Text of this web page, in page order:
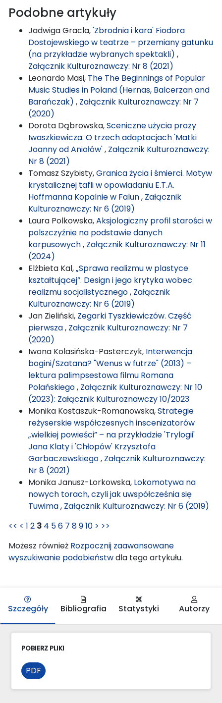
Podobne artykuły
Jadwiga Gracla,'Zbrodnia i kara' Fiodora
Dostojewskiego w teatrze – przemiany gatunku
(na przykładzie wybranych spektakli) ,
Załącznik Kulturoznawczy: Nr 8 (2021)
Leonardo Masi, The The Beginnings of Popular
Music Studies in Poland (Hernas, Balcerzan and
Barańczak) , Załącznik Kulturoznawczy: Nr 7
(2020)
Dorota Dąbrowska,Sceniczne użycia prozy
Iwaszkiewicza. O trzech adaptacjach 'Matki
Joanny od Aniołów', Załącznik Kulturoznawczy:
Nr 8 (2021)
Tomasz Szybisty,Granica życia i śmierci. Motyw
krystalicznej tafli w opowiadaniu E.T.A.
Hoffmanna Kopalnie w Falun, Załącznik
Kulturoznawczy: Nr 6 (2019)
Laura Polkowska,Aksjologiczny profil starości w
polszczyźnie na podstawie danych
korpusowych, Załącznik Kulturoznawczy: Nr 11
(2024)
Elżbieta Kal,„Sprawa realizmu w plastyce
kształtującej”. Design i jego krytyka wobec
realizmu socjalistycznego, Załącznik
Kulturoznawczy: Nr 6 (2019)
Jan Zieliński, Zegarki Tyszkiewiczów. Część
pierwsza, Załącznik Kulturoznawczy: Nr 7
(2020)
Iwona Kolasińska-Pasterczyk, Interwencja
bogini/Szatana? "Wenus w futrze" (2013) –
lektura palimpsestowa filmu Romana
Polańskiego, Załącznik Kulturoznawczy: Nr 10
(2023): Załącznik Kulturoznawczy 10/2023
Monika Kostaszuk-Romanowska,Strategie
reżyserskie współczesnych inscenizatorów
„wielkiej powieści” – na przykładzie 'Trylogii'
Jana Klaty i 'Chłopów' Krzysztofa
Garbaczewskiego, Załącznik Kulturoznawczy:
Nr 8 (2021)
Monika Janusz-Lorkowska, Lokomotywa na
nowych torach, czyli jak uwspółcześnia się
Tuwima, Załącznik Kulturoznawczy: Nr 6 (2019)
<< < 1 2 3 4 56 7 8910 > >>
Możesz również Rozpocznij zaawansowane
wyszukiwanie podobieństwdla tego artykułu.
Szczegóły Bibliografia Statystyki Autorzy
POBIERZ PLIKI
PDF